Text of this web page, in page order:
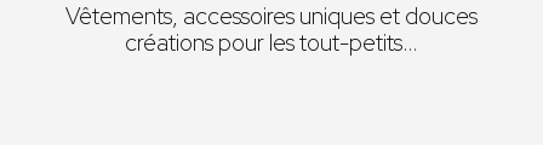
Vêtements, accessoires uniques et douces
créations pour les tout-petits…